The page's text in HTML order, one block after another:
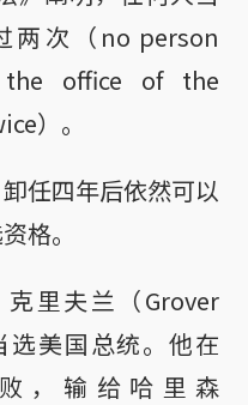
两次（no person
office of the
）。
任四年后依然可以
格。
里夫兰（Grover
选美国总统。他在
，输给哈里森